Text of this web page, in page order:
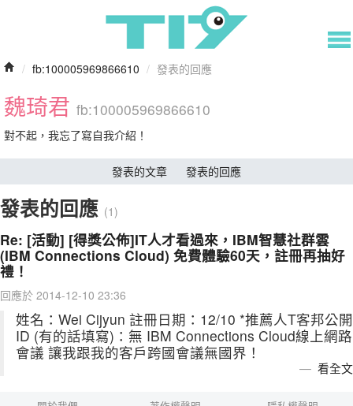
/ fb:100005969866610 / 發表的回應
魏琦君 fb:100005969866610
對不起，我忘了寫自我介紹！
發表的文章 發表的回應
發表的回應 (1)
Re: [活動] [得獎公佈]IT人才看過來，IBM智慧社群雲
(IBM Connections Cloud) 免費體驗60天，註冊再抽好
禮！
回應於 2014-12-10 23:36
姓名：Wei Cijyun 註冊日期：12/10 *推薦人T客邦公開
ID (有的話填寫)：無 IBM Connections Cloud線上網路
會議 讓我跟我的客戶跨國會議無國界！
看全文